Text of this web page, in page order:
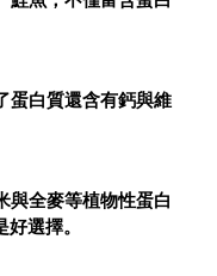
蛋白質還含有鈣與維
與全麥等植物性蛋白
選擇。